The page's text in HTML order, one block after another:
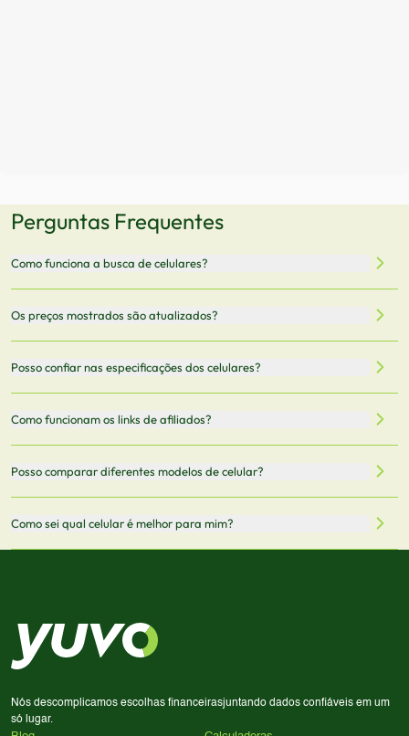
Perguntas Frequentes
Como funciona a busca de celulares?
armazenamento, memória RAM, bateria e conectividade
5G.
Os preços mostrados são atualizados?
vendedor antes de finalizar sua compra.
Posso confiar nas especificações dos celulares?
informações mais recentes de cada modelo.
Como funcionam os links de afiliados?
comissão sem custo adicional para você.
Posso comparar diferentes modelos de celular?
Sim! Você pode selecionar até 3 celulares para comparar
Como sei qual celular é melhor para mim?
processador e bateria são essenciais. Use nossos filtros
para encontrar o celular ideal.
Nós descomplicamos escolhas financeirasjuntando dados confiáveis em um
só lugar.